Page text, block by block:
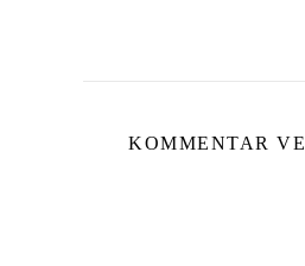
KOMMENTAR